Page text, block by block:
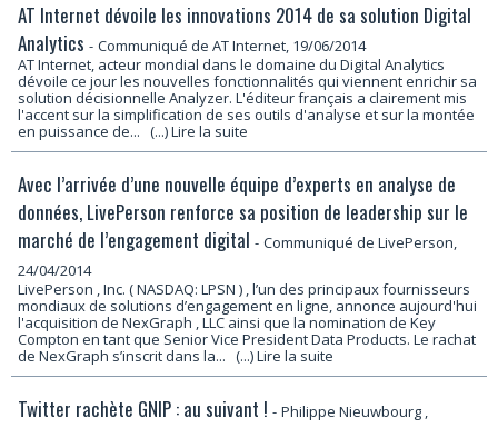
AT Internet dévoile les innovations 2014 de sa solution Digital
Analytics - Communiqué de AT Internet, 19/06/2014
AT Internet, acteur mondial dans le domaine du Digital Analytics
dévoile ce jour les nouvelles fonctionnalités qui viennent enrichir sa
solution décisionnelle Analyzer. L'éditeur français a clairement mis
l'accent sur la simplification de ses outils d'analyse et sur la montée
en puissance de... (...) Lire la suite
Avec l’arrivée d’une nouvelle équipe d’experts en analyse de
données, LivePerson renforce sa position de leadership sur le
marché de l’engagement digital - Communiqué de LivePerson,
24/04/2014
LivePerson , Inc. ( NASDAQ: LPSN ) , l’un des principaux fournisseurs
mondiaux de solutions d’engagement en ligne, annonce aujourd'hui
l'acquisition de NexGraph , LLC ainsi que la nomination de Key
Compton en tant que Senior Vice President Data Products. Le rachat
de NexGraph s’inscrit dans la... (...) Lire la suite
Twitter rachète GNIP : au suivant ! - Philippe Nieuwbourg ,